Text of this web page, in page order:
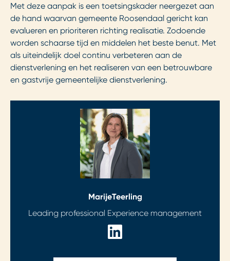
Met deze aanpak is een toetsingskader neergezet aan
de hand waarvan gemeente Roosendaal gericht kan
evalueren en prioriteren richting realisatie. Zodoende
worden schaarse tijd en middelen het beste benut. Met
als uiteindelijk doel continu verbeteren aan de
dienstverlening en het realiseren van een betrouwbare
en gastvrije gemeentelijke dienstverlening.
MarijeTeerling
Leading professional Experience management